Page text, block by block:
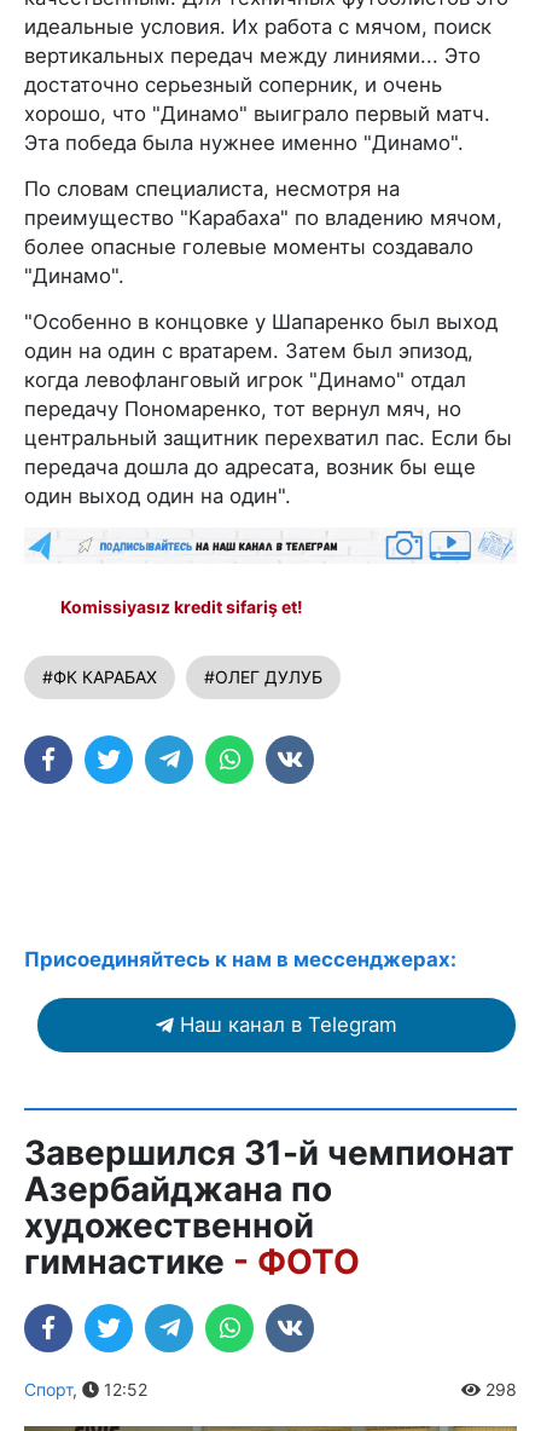
идеальные условия. Их работа с мячом, поиск
вертикальных передач между линиями... Это
достаточно серьезный соперник, и очень
хорошо, что "Динамо" выиграло первый матч.
Эта победа была нужнее именно "Динамо".
По словам специалиста, несмотря на
преимущество "Карабаха" по владению мячом,
более опасные голевые моменты создавало
"Динамо".
"Особенно в концовке у Шапаренко был выход
один на один с вратарем. Затем был эпизод,
когда левофланговый игрок "Динамо" отдал
передачу Пономаренко, тот вернул мяч, но
центральный защитник перехватил пас. Если бы
передача дошла до адресата, возник бы еще
один выход один на один".
Komissiyasız kredit sifariş et!
#ФК КАРАБАХ #ОЛЕГ ДУЛУБ
Присоединяйтесь к нам в мессенджерах:
Наш канал в Telegram
Завершился 31-й чемпионат
Азербайджана по
художественной
гимнастике - ФОТО
Спорт, 12:52 298